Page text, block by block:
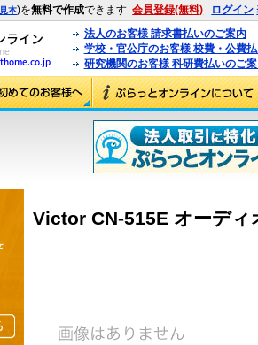
見本)を無料で作成できます 会員登録(無料) ログイン
法人のお客様 請求書払いのご案内
学校・官公庁のお客様 校費・公費
研究機関のお客様 科研費払いのご
Victor CN-515E オーディ